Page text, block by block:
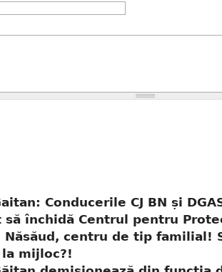
Conducerile CJ BN și
să închidă Centrul pentru
Năsăud, centru de tip familial!
mijloc?!